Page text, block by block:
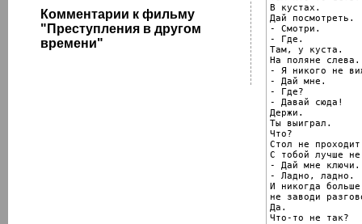
Комментарии к фильму
"Преступления в другом
времени"
В кустах.
Дай посмотреть.
- Смотри.
- Где.
Там, у куста.
На поляне слева.
- Я никого не
- Дай мне.
- Где?
- Давай сюда!
Держи.
Ты выиграл.
Что?
Стол не
С тобой лучше
- Дай мне ключи.
- Ладно, ладно.
И никогда больше
не заводи
Да.
Что-то не так?